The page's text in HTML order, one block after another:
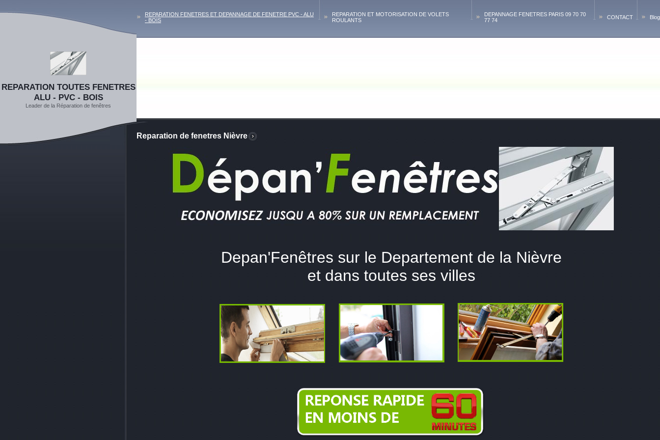
REPARATION FENETRES ET DEPANNAGE DE FENETRE PVC - ALU
- BOIS
REPARATION ET MOTORISATION DE VOLETS
ROULANTS
DEPANNAGE FENETRES PARIS 09 70 70
77 74
CONTACT Blog
REPARATION TOUTES FENETRES
ALU - PVC - BOIS
Leader de la Réparation de fenêtres
Reparation de fenetres Nièvre
Depan'Fenêtres sur le Departement de la Nièvre
et dans toutes ses villes